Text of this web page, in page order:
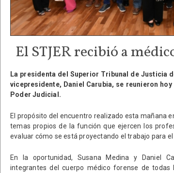
El STJER recibió a
La presidenta del Superior Tribunal de Justicia
vicepresidente, Daniel Carubia, se reunieron
Poder Judicial.
El propósito del encuentro realizado esta mañana
temas propios de la función que ejercen los
evaluar cómo se está proyectando el trabajo para el
En la oportunidad, Susana Medina y Daniel
integrantes del cuerpo médico forense de todas